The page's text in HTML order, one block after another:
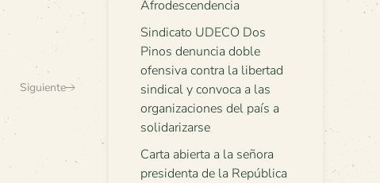
Siguiente
Afrodescendencia
Sindicato UDECO Dos
Pinos denuncia doble
ofensiva contra la libertad
sindical y convoca a las
organizaciones del país a
solidarizarse
Carta abierta a la señora
presidenta de la República